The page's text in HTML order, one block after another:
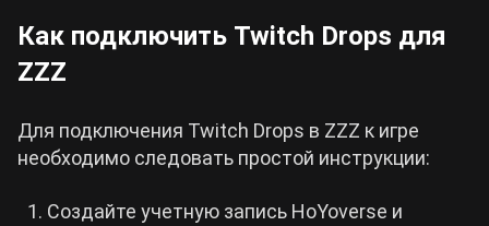
Как подключить Twitch Drops для
ZZZ
Для подключения Twitch Drops в ZZZ к игре
необходимо следовать простой инструкции:
Создайте учетную запись HoYoverse и